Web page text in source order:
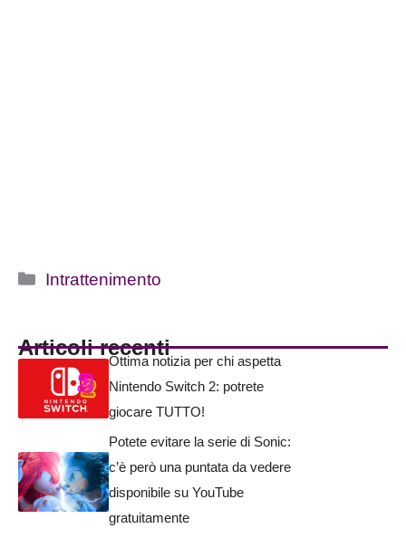
Categorie
Intrattenimento
Articoli recenti
Ottima notizia per chi aspetta
Nintendo Switch 2: potrete
giocare TUTTO!
Potete evitare la serie di Sonic:
c’è però una puntata da vedere
disponibile su YouTube
gratuitamente